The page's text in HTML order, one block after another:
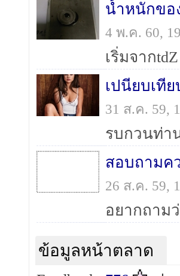
น้ำหนักขอ
4 พ.ค. 60,
เริ่มจาก
เปนียบเทีย
31 ส.ค. 59,
สอบถามค
26 ส.ค. 59,
ข้อมูลหน้าตลาด